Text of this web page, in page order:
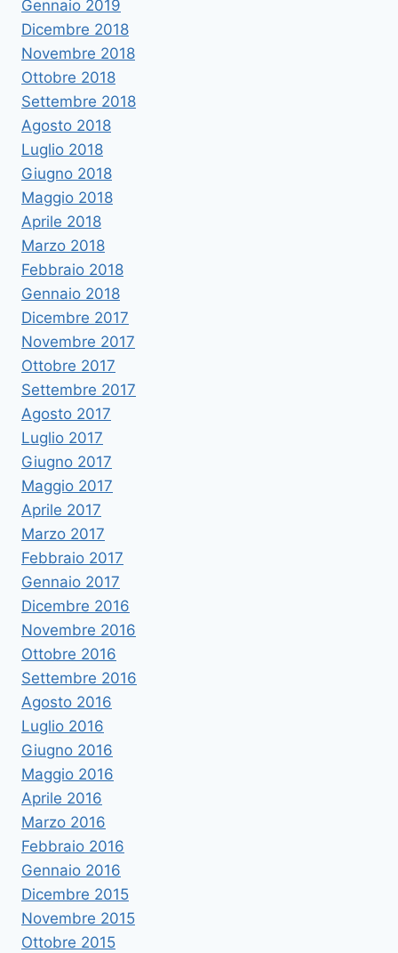
Gennaio 2019
Dicembre 2018
Novembre 2018
Ottobre 2018
Settembre 2018
Agosto 2018
Luglio 2018
Giugno 2018
Maggio 2018
Aprile 2018
Marzo 2018
Febbraio 2018
Gennaio 2018
Dicembre 2017
Novembre 2017
Ottobre 2017
Settembre 2017
Agosto 2017
Luglio 2017
Giugno 2017
Maggio 2017
Aprile 2017
Marzo 2017
Febbraio 2017
Gennaio 2017
Dicembre 2016
Novembre 2016
Ottobre 2016
Settembre 2016
Agosto 2016
Luglio 2016
Giugno 2016
Maggio 2016
Aprile 2016
Marzo 2016
Febbraio 2016
Gennaio 2016
Dicembre 2015
Novembre 2015
Ottobre 2015